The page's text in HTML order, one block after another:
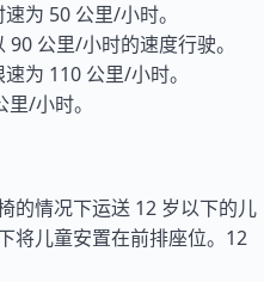
为 50 公里/小时。
公里/小时的速度行驶。
为 110 公里/小时。
/小时。
的情况下运送 12 岁以下的儿
将儿童安置在前排座位。12